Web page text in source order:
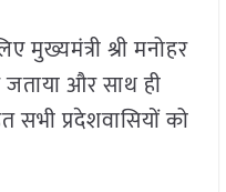
मुख्यमंत्री श्री मनोहर
और साथ ही
सभी प्रदेशवासियों को